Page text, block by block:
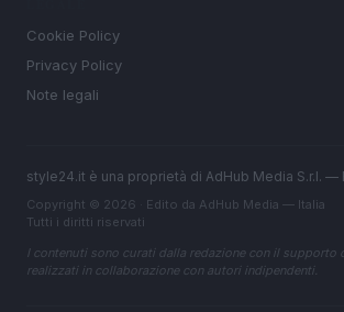
Cookie Policy
Privacy Policy
Note legali
style24.it è una proprietà di AdHub Media S.r.l. —
Copyright © 2026 · Edito da AdHub Media — Italia
Tutti i diritti riservati
I contenuti sono curati dalla redazione con il supporto
realizzati in collaborazione con autori indipendenti.